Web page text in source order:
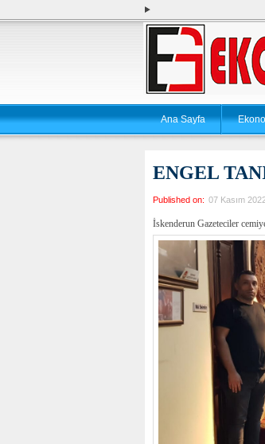
Ana Sayfa
ENGEL
Published on: 07 Kasım
İskenderun Gazeteciler